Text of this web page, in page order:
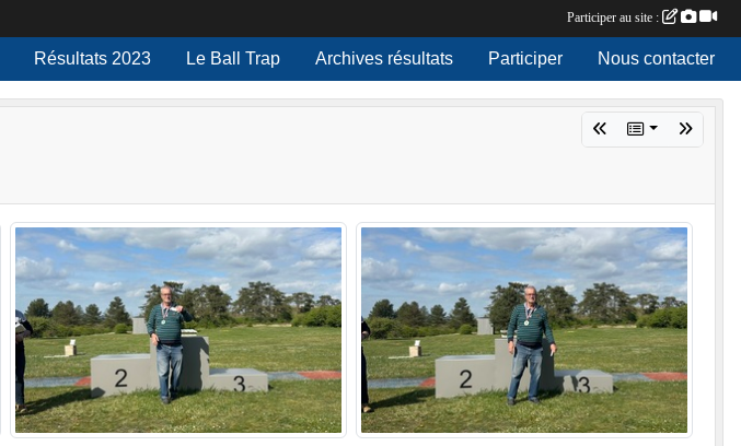
Résultats 2023 Le Ball Trap Archives résultats Participer Nous contacter
Participer au site :